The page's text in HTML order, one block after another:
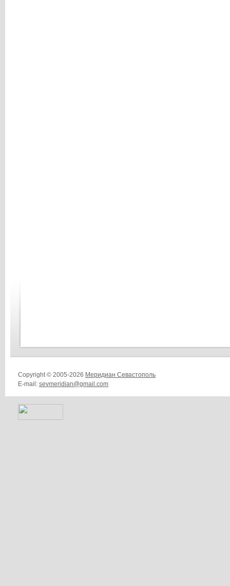
Copyright © 2005-2026 Меридиан Севастополь
E-mail: sevmeridian@gmail.com